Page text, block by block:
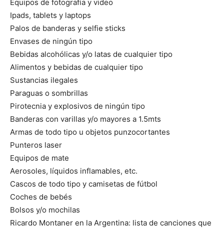
Equipos de fotografía y video
Ipads, tablets y laptops
Palos de banderas y selfie sticks
Envases de ningún tipo
Bebidas alcohólicas y/o latas de cualquier tipo
Alimentos y bebidas de cualquier tipo
Sustancias ilegales
Paraguas o sombrillas
Pirotecnia y explosivos de ningún tipo
Banderas con varillas y/o mayores a 1.5mts
Armas de todo tipo u objetos punzocortantes
Punteros laser
Equipos de mate
Aerosoles, líquidos inflamables, etc.
Cascos de todo tipo y camisetas de fútbol
Coches de bebés
Bolsos y/o mochilas
Ricardo Montaner en la Argentina: lista de canciones que